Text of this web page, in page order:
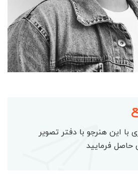
این هنرجو با دفتر تصویر
فرمایید